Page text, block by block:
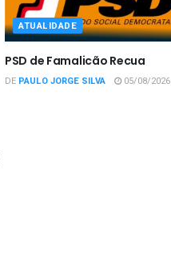
ATUALIDADE
PSD de Famalicão Recua
DE PAULO JORGE SILVA 05/08/2026